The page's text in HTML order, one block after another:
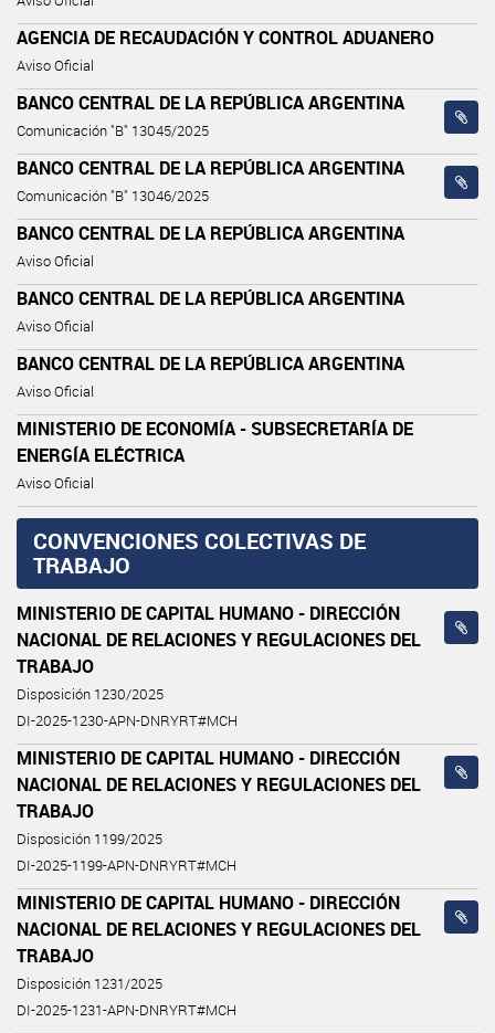
AGENCIA DE RECAUDACIÓN Y CONTROL ADUANERO
Aviso Oficial
BANCO CENTRAL DE LA REPÚBLICA ARGENTINA
Comunicación "B" 13045/2025
BANCO CENTRAL DE LA REPÚBLICA ARGENTINA
Comunicación "B" 13046/2025
BANCO CENTRAL DE LA REPÚBLICA ARGENTINA
Aviso Oficial
BANCO CENTRAL DE LA REPÚBLICA ARGENTINA
Aviso Oficial
BANCO CENTRAL DE LA REPÚBLICA ARGENTINA
Aviso Oficial
MINISTERIO DE ECONOMÍA - SUBSECRETARÍA DE
ENERGÍA ELÉCTRICA
Aviso Oficial
CONVENCIONES COLECTIVAS DE
TRABAJO
MINISTERIO DE CAPITAL HUMANO - DIRECCIÓN
NACIONAL DE RELACIONES Y REGULACIONES DEL
TRABAJO
Disposición 1230/2025
DI-2025-1230-APN-DNRYRT#MCH
MINISTERIO DE CAPITAL HUMANO - DIRECCIÓN
NACIONAL DE RELACIONES Y REGULACIONES DEL
TRABAJO
Disposición 1199/2025
DI-2025-1199-APN-DNRYRT#MCH
MINISTERIO DE CAPITAL HUMANO - DIRECCIÓN
NACIONAL DE RELACIONES Y REGULACIONES DEL
TRABAJO
Disposición 1231/2025
DI-2025-1231-APN-DNRYRT#MCH